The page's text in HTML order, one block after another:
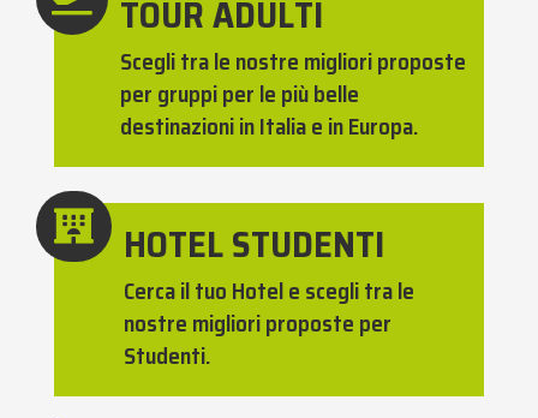
TOUR ADULTI
Scegli tra le nostre migliori proposte
per gruppi per le più belle
destinazioni in Italia e in Europa.
 HOTEL STUDENTI
Cerca il tuo Hotel e scegli tra le
nostre migliori proposte per
Studenti.